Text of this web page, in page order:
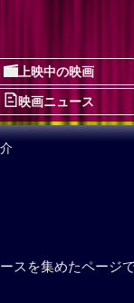
上映中の映画
映画ニュース
スを集めたページ